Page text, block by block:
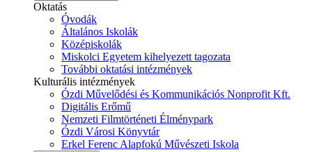
Oktatás
Óvodák
Általános Iskolák
Középiskolák
Miskolci Egyetem kihelyezett tagozata
További oktatási intézmények
Kulturális intézmények
Ózdi Művelődési és Kommunikációs Nonprofit Kft.
Digitális Erőmű
Nemzeti Filmtörténeti Élménypark
Ózdi Városi Könyvtár
Erkel Ferenc Alapfokú Művészeti Iskola